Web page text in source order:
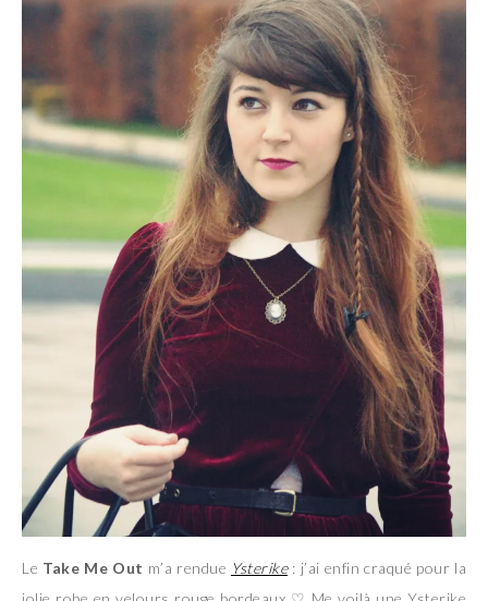
Le Take Me Out m’a rendue Ysterike: j’ai enfin craqué pour la